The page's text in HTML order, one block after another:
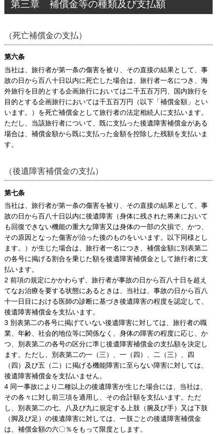
第三章 補償金等の種類及び支払額
（死亡補償金の支払）
第六条
当社は、旅行者が第一条の傷害を被り、その直接の結果として、事
故の日から百八十日以内に死亡した場合は、旅行者一名につき、海
外旅行を目的とする企画旅行においては二千五百万円、国内旅行を
目的とする企画旅行においては千五百万円（以下「補償金額」とい
います。）を死亡補償金として旅行者の法定相続人に支払います。
ただし、当該旅行者について、既に支払った後遺障害補償金がある
場合は、補償金額から既に支払った金額を控除した残額を支払いま
す。
（後遺障害補償金の支払）
第七条
当社は、旅行者が第一条の傷害を被り、その直接の結果として、事
故の日から百八十日以内に後遺障害（身体に残された将来において
も回復できない機能の重大な障害又は身体の一部の欠損で、かつ、
その原因となった傷害が治った後のものをいいます。以下同様とし
ます。）が生じた場合は、旅行者一名につき、補償金額に別表第二
の各号に掲げる割合を乗じた額を後遺障害補償金として旅行者に支
払います。
2 前項の規定にかかわらず、旅行者が事故の日から百八十日を超え
てなお治療を要する状態にあるときは、当社は、事故の日から百八
十一日目における医師の診断に基づき後遺障害の程度を認定して、
後遺障害補償金を支払います。
3 別表第二の各号に掲げていない後遺障害に対しては、旅行者の職
業、年齢、社会的地位等に関係なく、身体の障害の程度に応じ、か
つ、別表第二の各号の区分に準じ後遺障害補償金の支払額を決定し
ます。ただし、別表第二の一（三）、一（四）、二（三）、四
（四）及び五（二）に掲げる機能障害に至らない障害に対しては、
後遺障害補償金を支払いません。
4 同一事故により二種以上の後遺障害が生じた場合には、当社は、
その各々に対し前三項を適用し、その合計額を支払います。ただ
し、別表第二の七、八及び九に規定する上肢（腕及び手）又は下肢
（脚及び足）の後遺障害に対しては、一肢ごとの後遺障害補償金
は、補償金額の六〇％をもって限度とします。